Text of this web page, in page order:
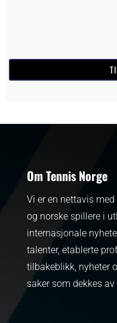
Om Tennis Norge
Vi er en nettavis
og norske spillere i
internasjonale
talenter, etablerte
tilbakeblikk, nyheter
saker som dekkes av